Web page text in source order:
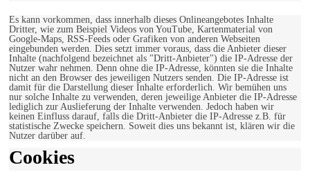
Es kann vorkommen, dass innerhalb dieses Onlineangebotes Inhalte
Dritter, wie zum Beispiel Videos von YouTube, Kartenmaterial von
Google-Maps, RSS-Feeds oder Grafiken von anderen Webseiten
eingebunden werden. Dies setzt immer voraus, dass die Anbieter dieser
Inhalte (nachfolgend bezeichnet als "Dritt-Anbieter") die IP-Adresse der
Nutzer wahr nehmen. Denn ohne die IP-Adresse, könnten sie die Inhalte
nicht an den Browser des jeweiligen Nutzers senden. Die IP-Adresse ist
damit für die Darstellung dieser Inhalte erforderlich. Wir bemühen uns
nur solche Inhalte zu verwenden, deren jeweilige Anbieter die IP-Adresse
lediglich zur Auslieferung der Inhalte verwenden. Jedoch haben wir
keinen Einfluss darauf, falls die Dritt-Anbieter die IP-Adresse z.B. für
statistische Zwecke speichern. Soweit dies uns bekannt ist, klären wir die
Nutzer darüber auf.
Cookies